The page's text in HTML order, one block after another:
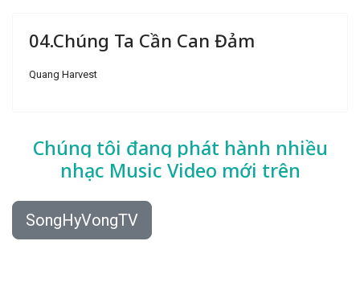
04.Chúng Ta Cần Can Đảm
Quang Harvest
Chúng tôi đang phát hành nhiều
nhạc Music Video mới trên
SongHyVongTV